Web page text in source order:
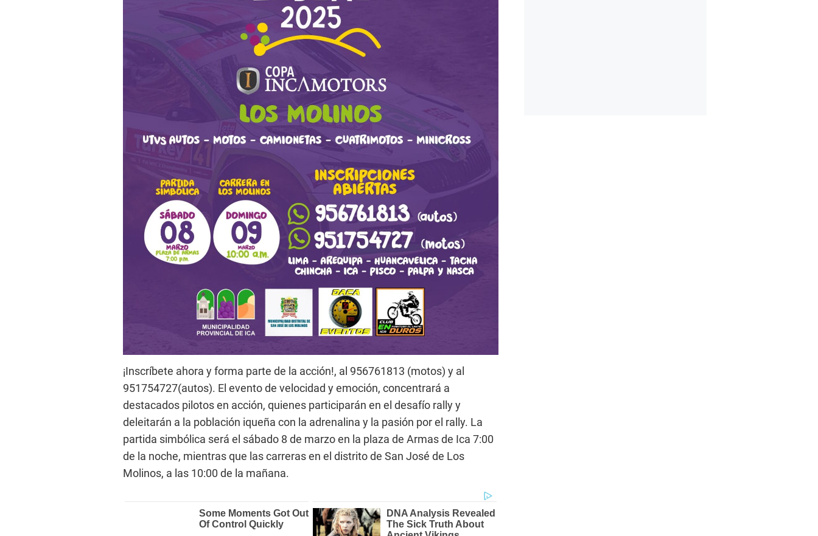
¡Inscríbete ahora y forma parte de la acción!, al 956761813 (motos) y al
951754727(autos). El evento de velocidad y emoción, concentrará a
destacados pilotos en acción, quienes participarán en el desafío rally y
deleitarán a la población iqueña con la adrenalina y la pasión por el rally. La
partida simbólica será el sábado 8 de marzo en la plaza de Armas de Ica 7:00
de la noche, mientras que las carreras en el distrito de San José de Los
Molinos, a las 10:00 de la mañana.